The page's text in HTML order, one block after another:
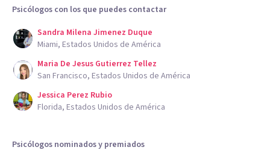
Psicólogos con los que puedes contactar
Sandra Milena Jimenez Duque
Miami, Estados Unidos de América
Maria De Jesus Gutierrez Tellez
San Francisco, Estados Unidos de América
Jessica Perez Rubio
Florida, Estados Unidos de América
Psicólogos nominados y premiados